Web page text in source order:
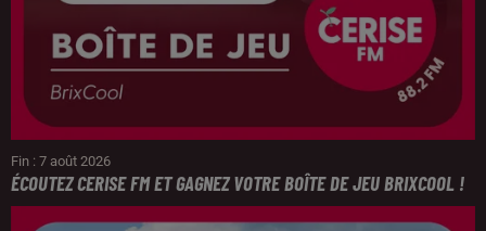
Fin : 7 août 2026
ÉCOUTEZ CERISE FM ET GAGNEZ VOTRE BOÎTE DE JEU BRIXCOOL !